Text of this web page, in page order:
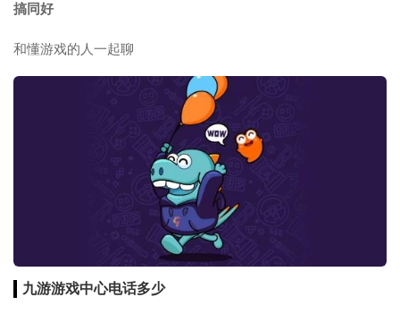
搞同好
和懂游戏的人一起聊
九游游戏中心电话多少